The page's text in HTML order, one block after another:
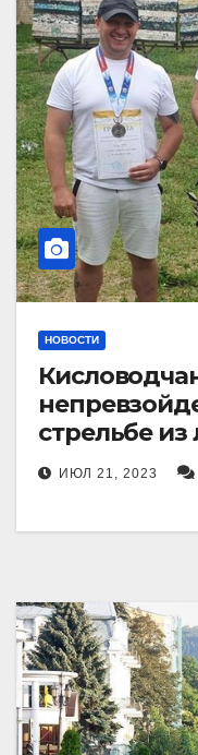
НОВОСТИ
стрельбе из
прославили
ИЮЛ 21, 2023